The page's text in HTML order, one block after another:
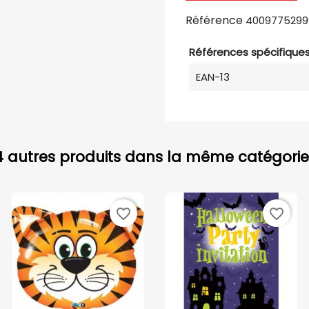
Référence
Références
EAN-13
autres produits dans la même
favorite_border favorite_border